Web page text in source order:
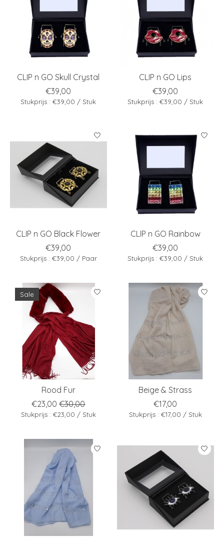
CLIP n GO Skull Crystal
€39,00
Stukprijs : €39,00 / Stuk
CLIP n GO Lips
€39,00
Stukprijs : €39,00 / Stuk
CLIP n GO Black Flower
€39,00
Stukprijs : €39,00 / Paar
CLIP n GO Rainbow
€39,00
Stukprijs : €39,00 / Stuk
Sale
Rood Fur
€23,00 €30,00
Stukprijs : €23,00 / Stuk
Beige & Strass
€17,00
Stukprijs : €17,00 / Stuk